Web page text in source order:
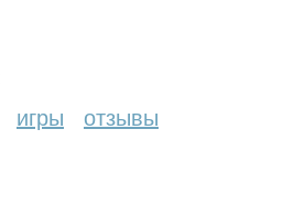
игры отзывы